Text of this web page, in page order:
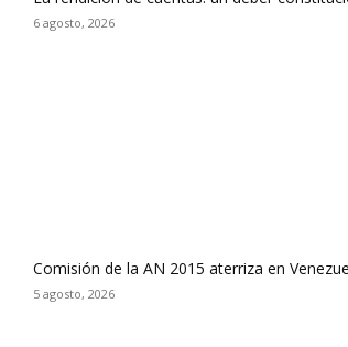
6 agosto, 2026
Comisión de la AN 2015 aterriza en
5 agosto, 2026